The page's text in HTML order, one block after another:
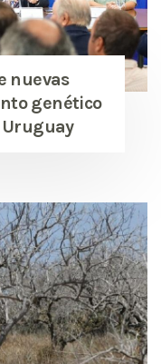
nuevas
genético